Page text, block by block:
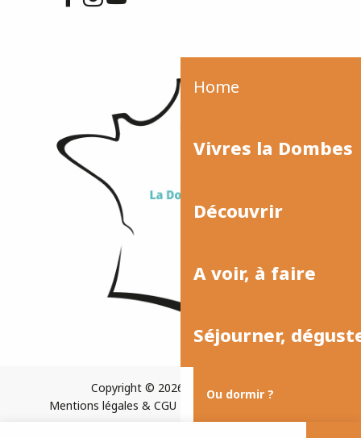
Home
Vivres la Dombes
Découvrir
A voir, à faire
Séjourner,
Ou dormir ?
Copyright © 2026
Plan du site
Mentions légales & CGU